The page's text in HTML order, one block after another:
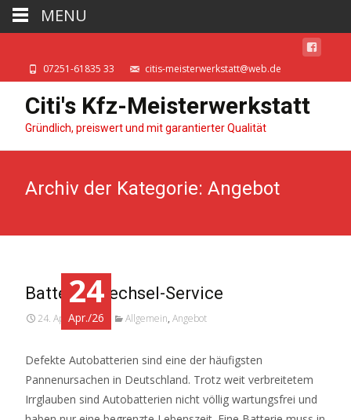
07251-61835 33 citis-meisterwerkstatt@web.de
Citi's Kfz-Meisterwerkstatt
Gründlich, preiswert und mit garantierter Qualität
Archiv der Kategorie: Angebot
24
Apr./26
Batterie-Wechsel-Service
24. April 2026 Allgemein, Angebot
Defekte Autobatterien sind eine der häufigsten
Pannenursachen in Deutschland. Trotz weit verbreitetem
Irrglauben sind Autobatterien nicht völlig wartungsfrei und
MENU